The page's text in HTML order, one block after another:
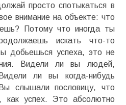
просто спотыкаться в
внимание на объекте: что
Потому что иногда ты
искать что-то
добьешься успеха, это не
Видели ли вы людей,
ли вы когда-нибудь
слышали пословицу, что
как успех. Это абсолютно